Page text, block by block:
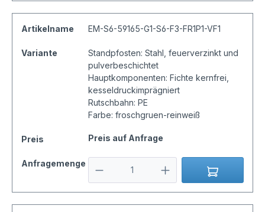
Artikelname EM-S6-59165-G1-S6-F3-FR1P1-VF1
Variante
Standpfosten: Stahl, feuerverzinkt und
pulverbeschichtet
Hauptkomponenten: Fichte kernfrei,
kesseldruckimprägniert
Rutschbahn: PE
Farbe: froschgruen-reinweiß
Preis Preis auf Anfrage
Anfragemenge